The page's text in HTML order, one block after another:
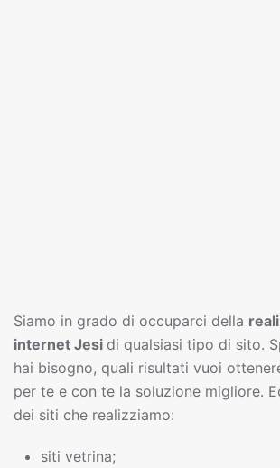
Siamo in grado di occuparci della
internet Jesi di qualsiasi tipo di sito.
hai bisogno, quali risultati vuoi
per te e con te la soluzione migliore.
dei siti che realizziamo:
siti vetrina;